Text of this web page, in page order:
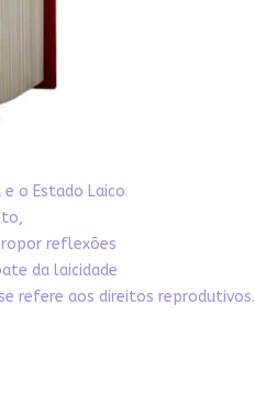
o Estado Laico
reflexões
da laicidade
refere aos direitos reprodutivos.